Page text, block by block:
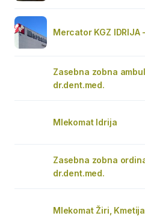
Mercator KGZ IDRIJA
Zasebna zobna
dr.dent.med.
Mlekomat Idrija
Zasebna zobna
dr.dent.med.
Mlekomat Žiri,